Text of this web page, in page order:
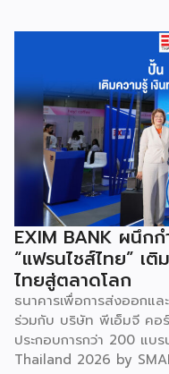
โดยมี สถาบันเทคโนโลยีนิ
สทน. รับหน้าที่เป็นเจ้าภ
มุ่งระดมสมองวิศวกรและ
วิทยาศาสตร์ขั้นสูง และสร้
(National Resilience) ใ
วงศ์สวัสดิ์ รัฐมนตรีว่ากา
ว่า “การประชุมในครั้งนี้
เชี่ยวชาญของ 4 สถาบัน
ไปสู่การสร้างมูลค่าเชิงอุ
สมรรถนะสูงที่จะเป็นฐาน
ยุทธศาสตร์ (Strategic
แห่งอนาคต และพาประเท
ไฮไลต์สำคัญของการจัดง
EXIM BANK ผนึก
“แฟรนไชส์ไทย” เ
ไทยสู่ตลาดโลก
ธนาคารเพื่อการส่งออกแล
ร่วมกับ บริษัท พีเอ็มจี ค
ประกอบการกว่า 200 แบ
Thailand 2026 by